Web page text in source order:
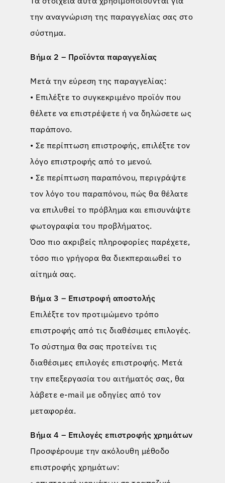
την αναγνώριση της παραγγελίας σας στο
σύστημα.
Βήμα 2 – Προϊόντα παραγγελίας
Μετά την εύρεση της παραγγελίας:
• Επιλέξτε το συγκεκριμένο προϊόν που
θέλετε να επιστρέψετε ή να δηλώσετε ως
παράπονο.
• Σε περίπτωση επιστροφής, επιλέξτε τον
λόγο επιστροφής από το μενού.
• Σε περίπτωση παραπόνου, περιγράψτε
τον λόγο του παραπόνου, πώς θα θέλατε
να επιλυθεί το πρόβλημα και επισυνάψτε
φωτογραφία του προβλήματος.
Όσο πιο ακριβείς πληροφορίες παρέχετε,
τόσο πιο γρήγορα θα διεκπεραιωθεί το
αίτημά σας.
Βήμα 3 – Επιστροφή αποστολής
Επιλέξτε τον προτιμώμενο τρόπο
επιστροφής από τις διαθέσιμες επιλογές.
Το σύστημα θα σας προτείνει τις
διαθέσιμες επιλογές επιστροφής. Μετά
την επεξεργασία του αιτήματός σας, θα
λάβετε e-mail με οδηγίες από τον
μεταφορέα.
Βήμα 4 – Επιλογές επιστροφής χρημάτων
Προσφέρουμε την ακόλουθη μέθοδο
επιστροφής χρημάτων: